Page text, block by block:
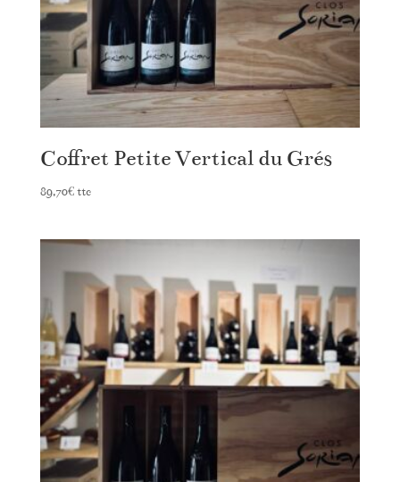
Coffret Petite Vertical du Grés
89,70€ ttc